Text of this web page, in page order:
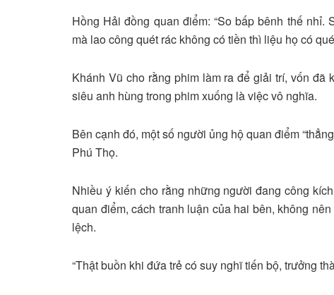
Hồng Hải đồng quan điểm: “So bấp bênh thế
mà lao công quét rác không có tiền thì liệu họ có
Khánh Vũ cho rằng phim làm ra để giải trí, vốn
siêu anh hùng trong phim xuống là việc vô nghĩa.
Bên cạnh đó, một số người ủng hộ quan điểm
Phú Thọ.
Nhiều ý kiến cho rằng những người đang công
quan điểm, cách tranh luận của hai bên, không
lệch.
“Thật buồn khi đứa trẻ có suy nghĩ tiến bộ, trưởng